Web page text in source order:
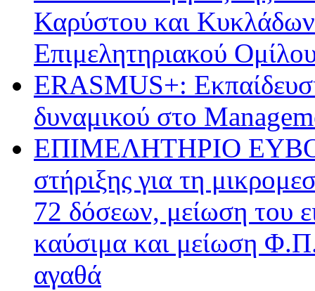
Καρύστου και
Επιμελητηριακού
ERASMUS+:
δυναμικού στο
ΕΠΙΜΕΛΗΤΗΡΙΟ
στήριξης για τη
72 δόσεων, μείωση του
καύσιμα και μείωση
αγαθά